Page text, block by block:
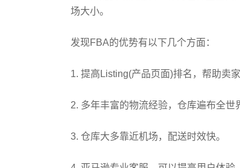
场大小。
发现FBA的优势有以下几个方面：
1. 提高Listing(产品页面)排名，帮助卖
2. 多年丰富的物流经验，仓库遍布全世
3. 仓库大多靠近机场，配送时效快。